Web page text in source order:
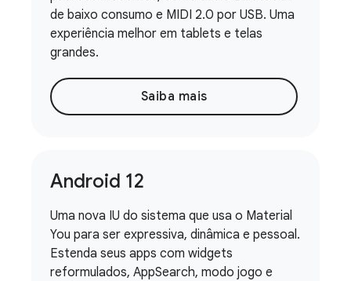
de baixo consumo e MIDI 2.0 por USB. Uma
experiência melhor em tablets e telas
grandes.
Saiba mais
Android 12
Uma nova IU do sistema que usa o Material
You para ser expressiva, dinâmica e pessoal.
Estenda seus apps com widgets
reformulados, AppSearch, modo jogo e